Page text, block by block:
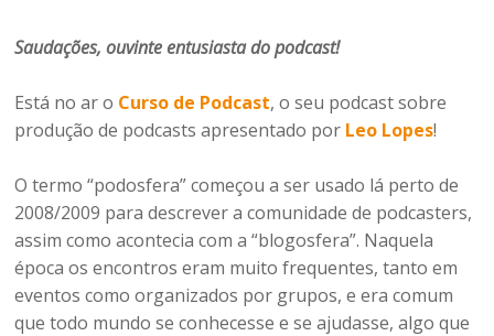
Saudações, ouvinte entusiasta do podcast!
Está no ar o Curso de Podcast, o seu podcast sobre
produção de podcasts apresentado por Leo Lopes!
O termo “podosfera” começou a ser usado lá perto de
2008/2009 para descrever a comunidade de podcasters,
assim como acontecia com a “blogosfera”. Naquela
época os encontros eram muito frequentes, tanto em
eventos como organizados por grupos, e era comum
que todo mundo se conhecesse e se ajudasse, algo que